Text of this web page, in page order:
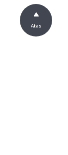
Atas